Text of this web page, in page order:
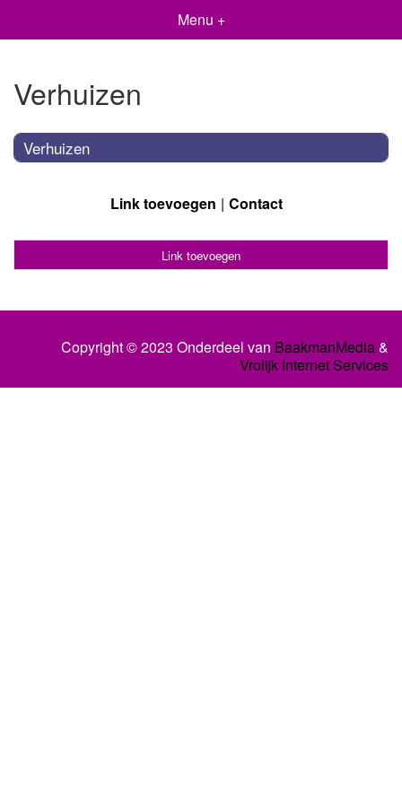
Menu +
Verhuizen
Verhuizen
Link toevoegen Contact
Link toevoegen
Copyright © 2023 Onderdeel van BaakmanMedia&
Vrolijk Internet Services